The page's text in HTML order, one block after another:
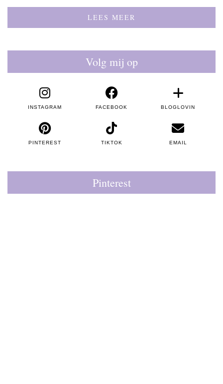
LEES MEER
Volg mij op
INSTAGRAM FACEBOOK BLOGLOVIN
PINTEREST TIKTOK EMAIL
Pinterest